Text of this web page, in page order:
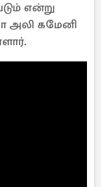
என்று
அலி கமேனி